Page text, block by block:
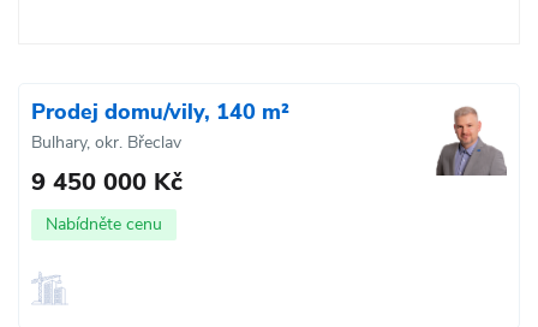
Prodej domu/vily, 140 m²
Bulhary, okr. Břeclav
9 450 000 Kč
Nabídněte cenu